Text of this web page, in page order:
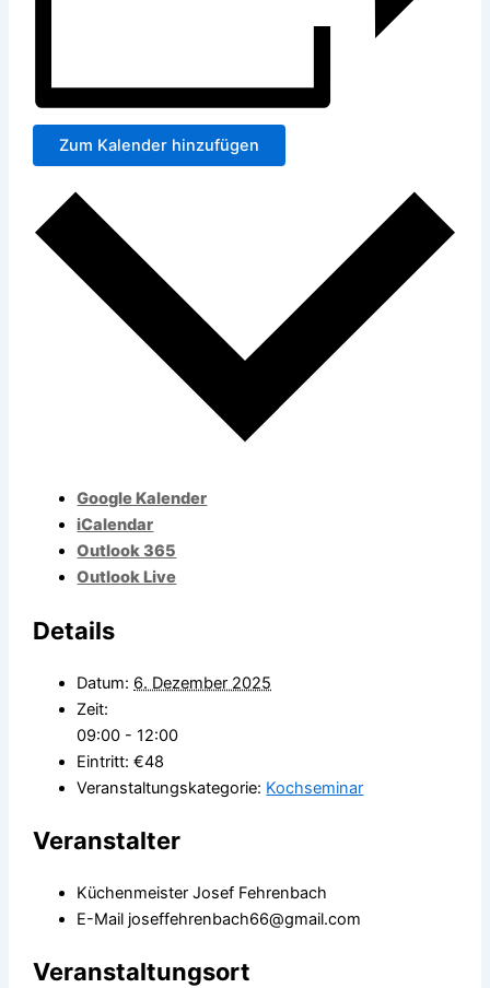
Zum Kalender hinzufügen
Google Kalender
iCalendar
Outlook 365
Outlook Live
Details
Datum: 6. Dezember 2025
Zeit:
09:00 - 12:00
Eintritt: €48
Veranstaltungskategorie: Kochseminar
Veranstalter
Küchenmeister Josef Fehrenbach
E-Mail joseffehrenbach66@gmail.com
Veranstaltungsort